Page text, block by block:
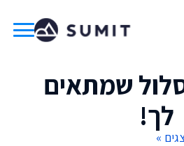
שמתאים
לך!
»